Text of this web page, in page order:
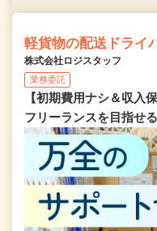
軽貨物の配送ドライ
株式会社ロジスタッフ
業務委託
【初期費用ナシ＆収入
フリーランスを目指せ